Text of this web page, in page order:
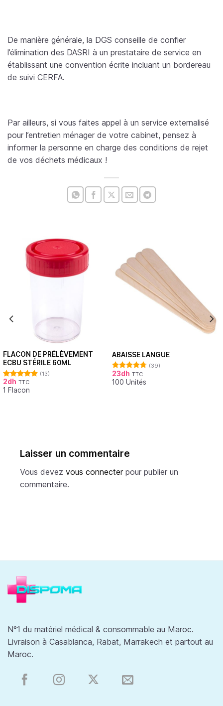
De manière générale, la DGS conseille de confier
l’élimination des DASRI à un prestataire de service en
établissant une convention écrite incluant un bordereau
de suivi CERFA.
Par ailleurs, si vous faites appel à un service externalisé
pour l’entretien ménager de votre cabinet, pensez à
informer la personne en charge des conditions de rejet
de vos déchets médicaux !
FLACON DE PRÉLÈVEMENT
ECBU STÉRILE 60ML
Note 4.92
sur 5
(13)
2dh TTC
1 Flacon
ABAISSE LANGUE
Note4.79
sur 5
(39)
23dh TTC
100 Unités
Laisser un commentaire
Vous devez vous connecterpour publier un
commentaire.
N°1 du matériel médical & consommable au Maroc.
Livraison à Casablanca, Rabat, Marrakech et partout au
Maroc.